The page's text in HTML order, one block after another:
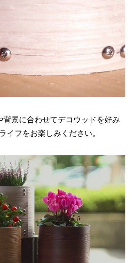
景に合わせてデコウッドを好み
イフをお楽しみください。